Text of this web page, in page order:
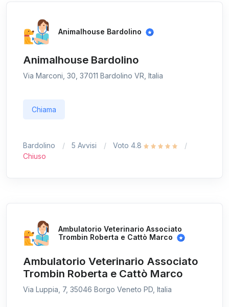
Animalhouse Bardolino
Animalhouse Bardolino
Via Marconi, 30, 37011 Bardolino VR, Italia
Chiama
Bardolino 5 Avvisi
Voto 4.8
Chiuso
Ambulatorio Veterinario Associato
Trombin Roberta e Cattò Marco
Ambulatorio Veterinario Associato
Trombin Roberta e Cattò Marco
Via Luppia, 7, 35046 Borgo Veneto PD, Italia